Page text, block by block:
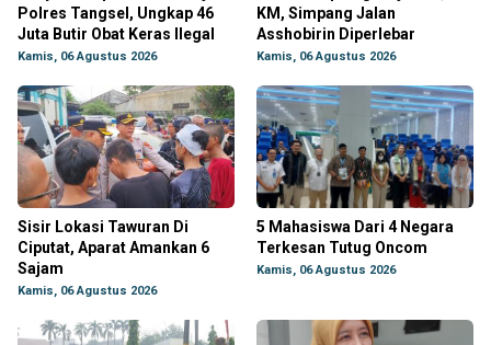
Polres Tangsel, Ungkap 46
Juta Butir Obat Keras Ilegal
Kamis, 06 Agustus 2026
KM, Simpang Jalan
Asshobirin Diperlebar
Kamis, 06 Agustus 2026
Sisir Lokasi Tawuran Di
Ciputat, Aparat Amankan 6
Sajam
Kamis, 06 Agustus 2026
5 Mahasiswa Dari 4 Negara
Terkesan Tutug Oncom
Kamis, 06 Agustus 2026